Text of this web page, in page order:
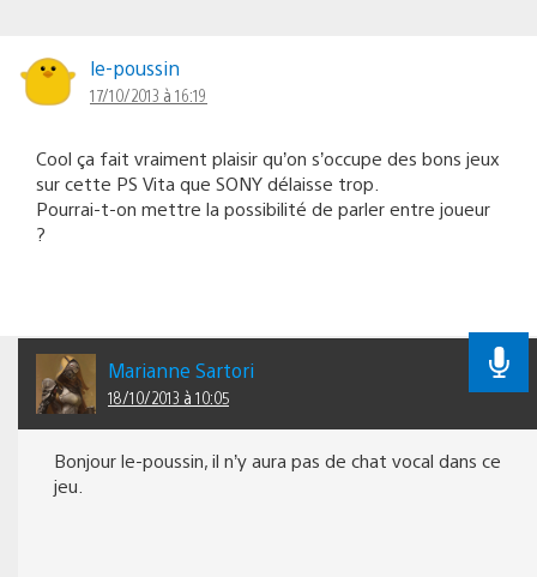
le-poussin
17/10/2013 à 16:19
Cool ça fait vraiment plaisir qu’on s’occupe des bons jeux
sur cette PS Vita que SONY délaisse trop.
Pourrai-t-on mettre la possibilité de parler entre joueur
?
Marianne Sartori
18/10/2013 à 10:05
Bonjour le-poussin, il n’y aura pas de chat vocal dans ce
jeu.